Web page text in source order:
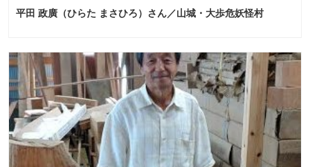
平田 政廣（ひらた まさひろ）さん／山城・大歩危妖怪村